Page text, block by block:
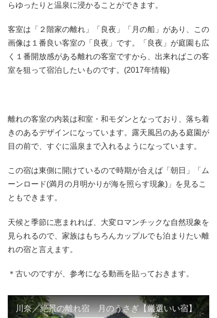
らゆったりと温泉に浸かることができます。
客室は「２階家の離れ」「良夜」「月の船」があり、この
画像は１番良い客室の「良夜」です。「良夜」が庭園も広
く１番開放感がある離れの客室ですから、出来ればこの客
室を狙って宿泊したいものです。(2017年情報)
離れの客室の内装は和室・和モダンとなっており、落ち着
きのあるデザインになっています。露天風呂のある庭園が
目の前で、すぐに温泉まで入れるようになっています。
この宿は東側に開けているので時期が合えば「朝日」「ム
ーンロード(満月の月明かりが海を照らす現象)」を見るこ
ともできます。
天候と季節に恵まれれば、大変ロマンチックな自然現象を
見られるので、家族はもちろんカップルでも泊まりたい離
れの宿と言えます。
＊古いのですが、参考になる動画を貼っておきます。
川奈／絶景の離れ宿 月のうさぎ【厳選いい宿】